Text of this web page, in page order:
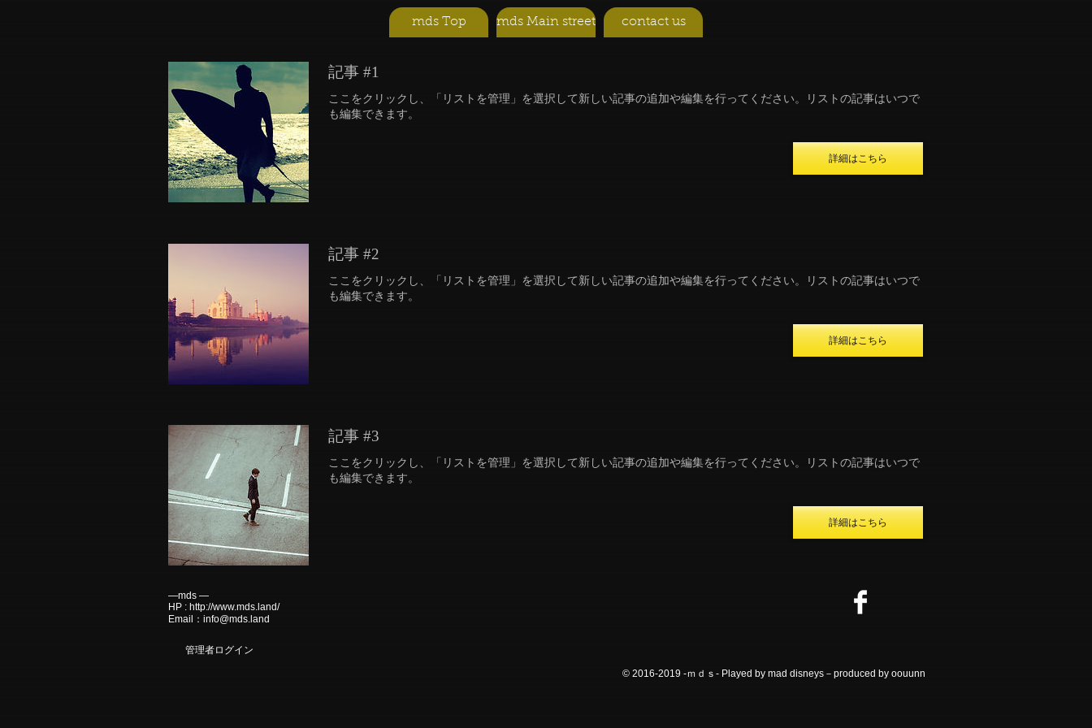
mds Top mds Main street contact us
記事 #1
ここをクリックし、「リストを管理」を選択して新しい記事の追加や編集を行ってください。リストの記事はいつで
も編集できます。
詳細はこちら
記事 #2
ここをクリックし、「リストを管理」を選択して新しい記事の追加や編集を行ってください。リストの記事はいつで
も編集できます。
詳細はこちら
記事 #3
ここをクリックし、「リストを管理」を選択して新しい記事の追加や編集を行ってください。リストの記事はいつで
も編集できます。
詳細はこちら
―mds ―
HP : http://www.mds.land/
Email： info@mds.land
管理者ログイン
© 2016-2019 -ｍｄｓ- Played by mad disneys－produced by oouunn